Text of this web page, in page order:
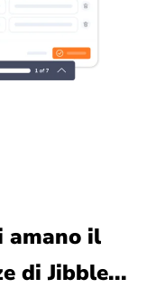
amano il
di Jibble...